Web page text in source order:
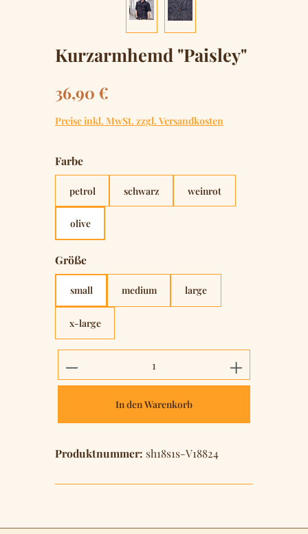
Kurzarmhemd "Paisley"
Regulärer Preis:
36,90 €
Preise inkl. MwSt. zzgl. Versandkosten
Farbeauswählen
petrol schwarz weinrot
olive
Größeauswählen
small medium large
x-large
Produkt Anzahl: Gib den
In den Warenkorb
Produktnummer: sh18s1s-V18824